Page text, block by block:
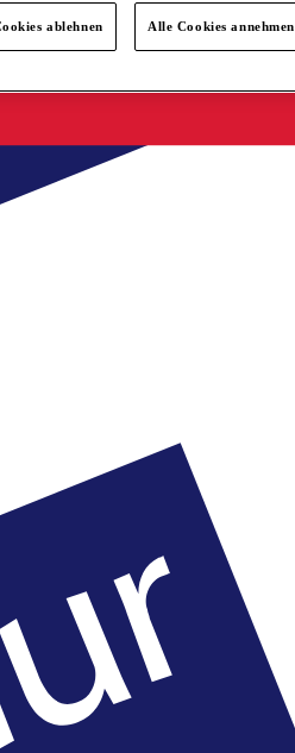
ablehnen Alle Cookies annehmen